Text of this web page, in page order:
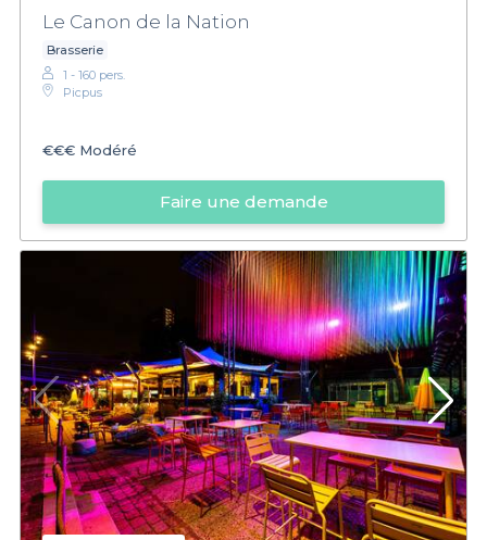
Le Canon de la Nation
Brasserie
1 - 160 pers.
Picpus
€€€ Modéré
Faire une demande